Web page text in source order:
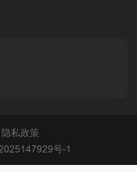
隐私政策
号-1